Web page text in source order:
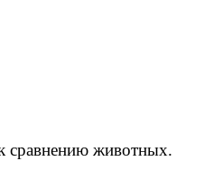
сравнению животных.